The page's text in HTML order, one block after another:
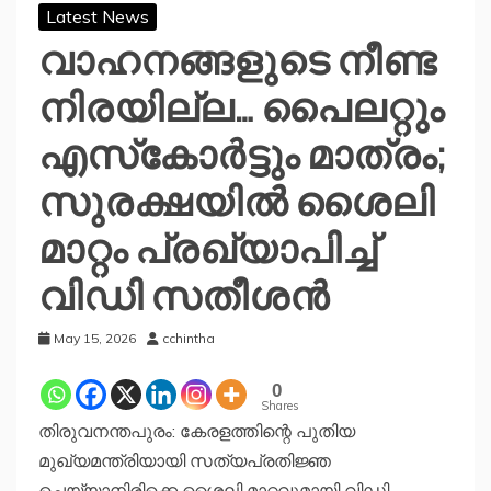
Latest News
വാഹനങ്ങളുടെ നീണ്ട
നിരയില്ല… പൈലറ്റും
എസ്‌കോര്‍ട്ടും മാത്രം;
സുരക്ഷയില്‍ ശൈലി
മാറ്റം പ്രഖ്യാപിച്ച്‌
വിഡി സതീശൻ
May 15, 2026 cchintha
0
Shares
തിരുവനന്തപുരം: കേരളത്തിന്റെ പുതിയ
മുഖ്യമന്ത്രിയായി സത്യപ്രതിജ്ഞ